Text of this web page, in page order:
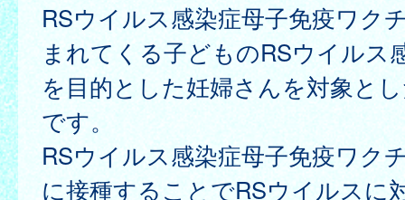
RSウイルス感染症母子免疫ワク
まれてくる子どものRSウイルス
を目的とした妊婦さんを対象と
です。
RSウイルス感染症母子免疫ワク
に接種することでRSウイルスに